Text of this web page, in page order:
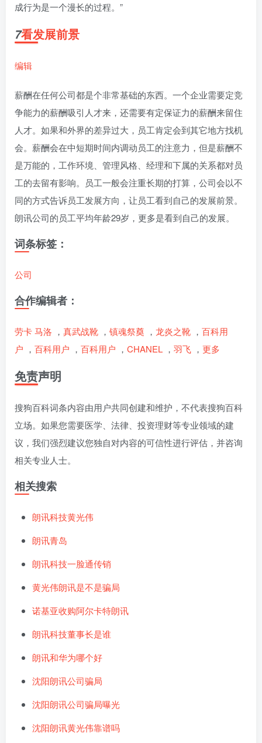
成行为是一个漫长的过程。”
7看发展前景
编辑
薪酬在任何公司都是个非常基础的东西。一个企业需要定竞
争能力的薪酬吸引人才来，还需要有定保证力的薪酬来留住
人才。如果和外界的差异过大，员工肯定会到其它地方找机
会。薪酬会在中短期时间内调动员工的注意力，但是薪酬不
是万能的，工作环境、管理风格、经理和下属的关系都对员
工的去留有影响。员工一般会注重长期的打算，公司会以不
同的方式告诉员工发展方向，让员工看到自己的发展前景。
朗讯公司的员工平均年龄29岁，更多是看到自己的发展。
词条标签：
公司
合作编辑者：
劳卡 马洛 ， 真武战靴 ， 镇魂祭奠 ， 龙炎之靴 ， 百科用
户 ， 百科用户 ， 百科用户 ， CHANEL ， 羽飞 ， 更多
免责声明
搜狗百科词条内容由用户共同创建和维护，不代表搜狗百科
立场。如果您需要医学、法律、投资理财等专业领域的建
议，我们强烈建议您独自对内容的可信性进行评估，并咨询
相关专业人士。
相关搜索
朗讯科技黄光伟
朗讯青岛
朗讯科技一脸通传销
黄光伟朗讯是不是骗局
诺基亚收购阿尔卡特朗讯
朗讯科技董事长是谁
朗讯和华为哪个好
沈阳朗讯公司骗局
沈阳朗讯公司骗局曝光
沈阳朗讯黄光伟靠谱吗